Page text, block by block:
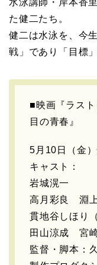
水泳講師・岸本香
た健二たち。
健二は水泳を、今
戦」であり「目標
■映画『ラス
目の青春』
5月10日（金
キャスト：
岩城滉一
高月彩良 淵
貫地谷しほり
田山涼成 宮
監督・脚本：